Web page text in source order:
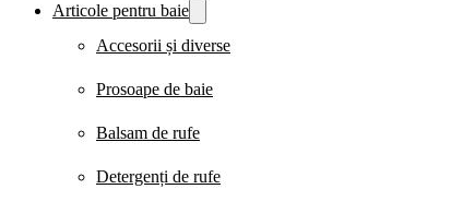
Articole pentru baie
Accesorii și diverse
Prosoape de baie
Balsam de rufe
Detergenți de rufe